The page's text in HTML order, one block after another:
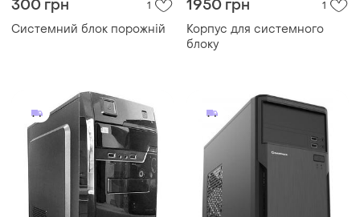
300 грн 1
Системний блок порожній
1950 грн 1
Корпус для системного
блоку